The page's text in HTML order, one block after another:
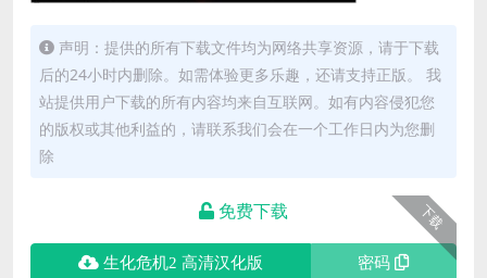
声明：提供的所有下载文件均为网络共享资源，请于下载
后的24小时内删除。如需体验更多乐趣，还请支持正版。 我
站提供用户下载的所有内容均来自互联网。如有内容侵犯您
的版权或其他利益的，请联系我们会在一个工作日内为您删
除
下载
免费下载
生化危机2 高清汉化版 密码